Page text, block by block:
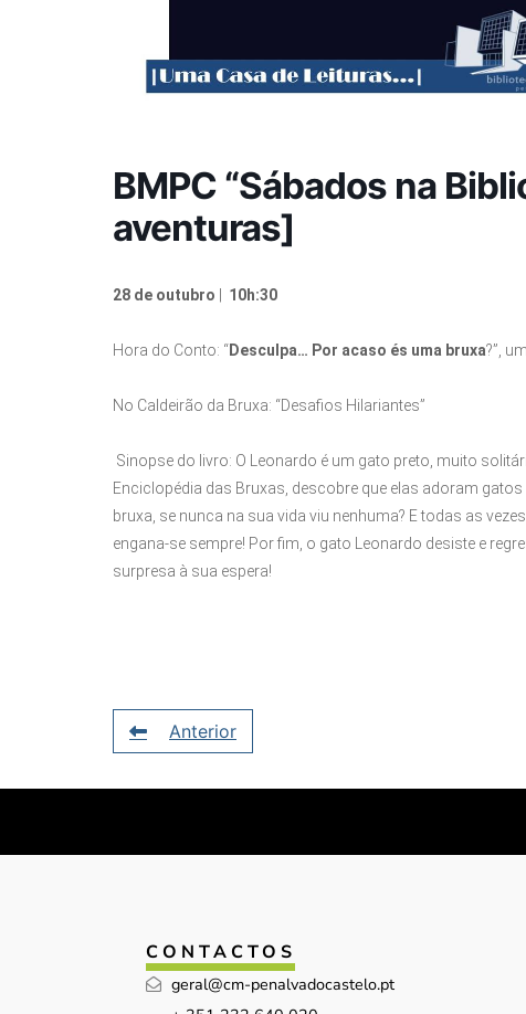
BMPC “Sábados na
aventuras]
28 de outubro 10h:30
Hora do Conto: “Desculpa… Por acaso és uma bruxa?”,
No Caldeirão da Bruxa: “Desafios Hilariantes”
Sinopse do livro: O Leonardo é um gato preto, muito
Enciclopédia das Bruxas, descobre que elas adoram
bruxa, se nunca na sua vida viu nenhuma? E todas as
engana-se sempre! Por fim, o gato Leonardo desiste e
surpresa à sua espera!
Anterior
CONTACTOS
geral@cm-penalvadocastelo.pt